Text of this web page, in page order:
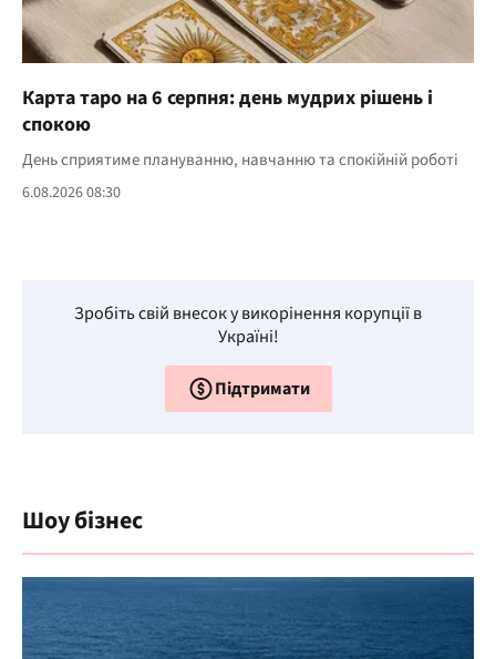
Карта таро на 6 серпня: день мудрих рішень і
спокою
День сприятиме плануванню, навчанню та спокійній роботі
6.08.2026 08:30
Зробіть свій внесок у викорінення корупції в
Україні!
Підтримати
Шоу бізнес